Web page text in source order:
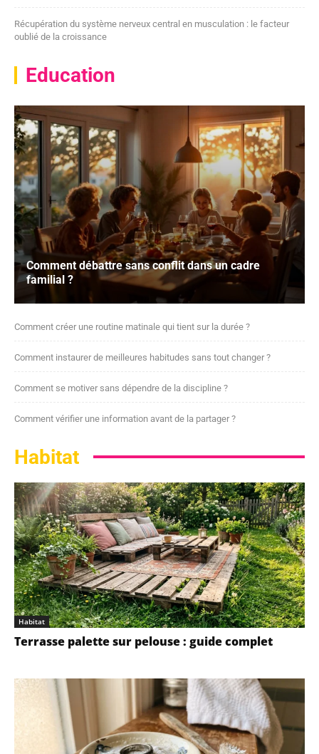
Récupération du système nerveux central en musculation : le facteur
oublié de la croissance
Education
Comment débattre sans conflit dans un cadre
familial ?
Comment créer une routine matinale qui tient sur la durée ?
Comment instaurer de meilleures habitudes sans tout changer ?
Comment se motiver sans dépendre de la discipline ?
Comment vérifier une information avant de la partager ?
Habitat
Habitat
Terrasse palette sur pelouse : guide complet